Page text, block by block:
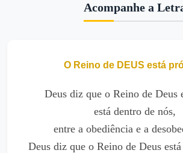
Acompanhe a
O Reino de DEUS está
Deus diz que o Reino de Deus
está dentro de nós,
entre a obediência e a
Deus diz que o Reino de Deus